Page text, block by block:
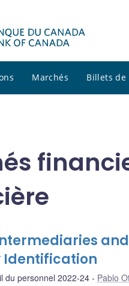
Marchés Billets de
Identification
du personnel 2022-24 Pablo